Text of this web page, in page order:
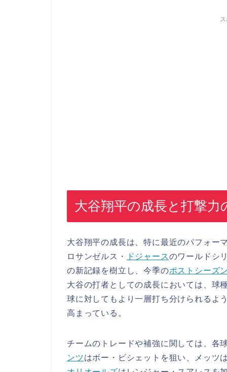
大谷翔平の成長と打撃力
大谷翔平の成長は、特に最近のパフォー
ロサンゼルス・
ドジャースのワールドシ
の新記録を樹立し、今季のポストシーズ
大谷の打者としての成長においては、球
球に対してもより一層打ち分けられるよ
高まっている。
チームのトレードや補強に関しては、各
ンツはボー・ビシェットを狙い、メッツ